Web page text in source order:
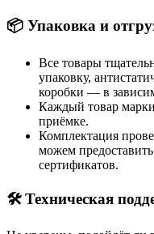
📦 Упаковка и
Все товары
упаковку,
коробки — в
Каждый товар
приёмке.
Комплектация
можем
сертификатов.
🛠 Техническая